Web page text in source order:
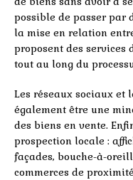
possible de passer par
la mise en relation
proposent des services
tout au long du
Les réseaux sociaux et
également être une
des biens en vente.
prospection locale :
façades, bouche-à-
commerces de